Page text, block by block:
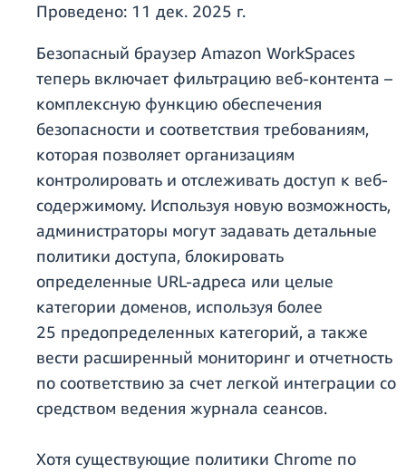
Проведено: 11 дек. 2025 г.
Безопасный браузер Amazon WorkSpaces
теперь включает фильтрацию веб-контента –
комплексную функцию обеспечения
безопасности и соответствия требованиям,
которая позволяет организациям
контролировать и отслеживать доступ к веб-
содержимому. Используя новую возможность,
администраторы могут задавать детальные
политики доступа, блокировать
определенные URL-адреса или целые
категории доменов, используя более
25 предопределенных категорий, а также
вести расширенный мониторинг и отчетность
по соответствию за счет легкой интеграции со
средством ведения журнала сеансов.
Хотя существующие политики Chrome по